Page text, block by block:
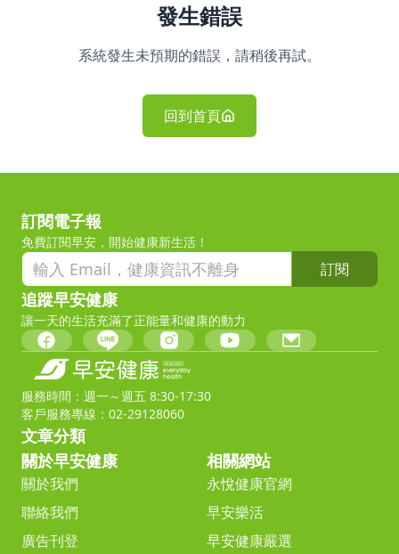
發生錯誤
系統發生未預期的錯誤，請稍後再試。
回到首頁
訂閱電子報
免費訂閱早安，開始健康新生活！
訂閱
追蹤早安健康
讓一天的生活充滿了正能量和健康的動力
服務時間：週一～週五 8:30-17:30
客戶服務專線：02-29128060
文章分類
關於早安健康
關於我們
聯絡我們
廣告刊登
相關網站
永悅健康官網
早安樂活
早安健康嚴選